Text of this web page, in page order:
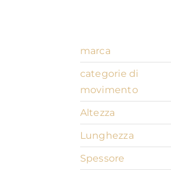
marca
categorie di
movimento
Altezza
Lunghezza
Spessore